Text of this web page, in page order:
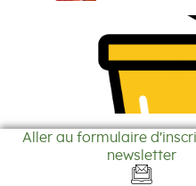
Aller au formulaire
newsletter
16.12.2024
Tournées
ordures